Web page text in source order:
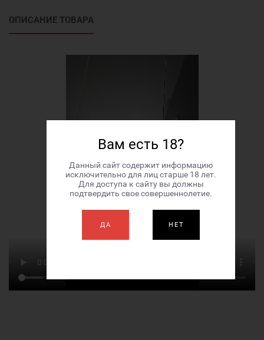
ОПИСАНИЕ ТОВАРА
Вам есть 18?
Данный сайт содержит информацию
исключительно для лиц старше 18 лет.
Для доступа к сайту вы должны
подтвердить свое совершеннолетие.
ДА НЕТ